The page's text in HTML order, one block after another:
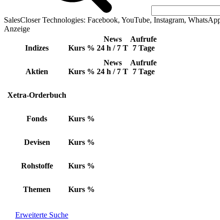
SalesCloser Technologies: Facebook, YouTube, Instagram,
Anzeige
Indizes Kurs %
News
24 h / 7 T
Aufrufe
7 Tage
Aktien Kurs %
News
24 h / 7 T
Aufrufe
7 Tage
Xetra-Orderbuch
Fonds Kurs %
Devisen Kurs %
Rohstoffe Kurs %
Themen Kurs %
Erweiterte Suche